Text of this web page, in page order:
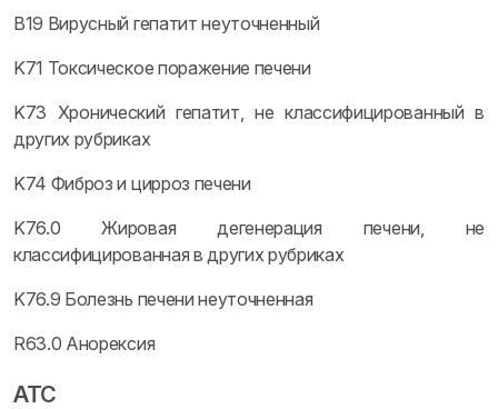
B19 Вирусный гепатит неуточненный
K71 Токсическое поражение печени
K73 Хронический гепатит, не классифицированный в
других рубриках
K74 Фиброз и цирроз печени
K76.0 Жировая дегенерация печени, не
классифицированная в других рубриках
K76.9 Болезнь печени неуточненная
R63.0 Анорексия
ATC